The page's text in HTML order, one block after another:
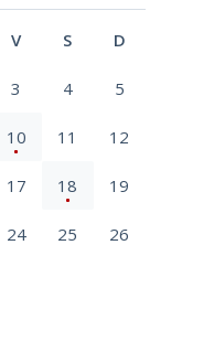
V S D
3 4 5
10 11 12
17 18 19
24 25 26